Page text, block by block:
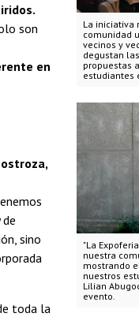
La iniciativa
comunidad
vecinos y
degustan
propuestas
estudiantes
"La
nuestra
mostrando
nuestros
Lilian
evento.
son
en
sino
toda la